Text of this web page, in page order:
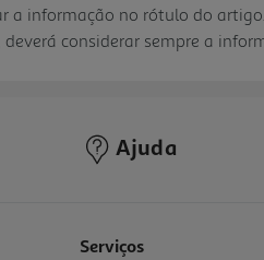
a informação no rótulo do artigo.
considerar sempre a
Ajuda
Serviços